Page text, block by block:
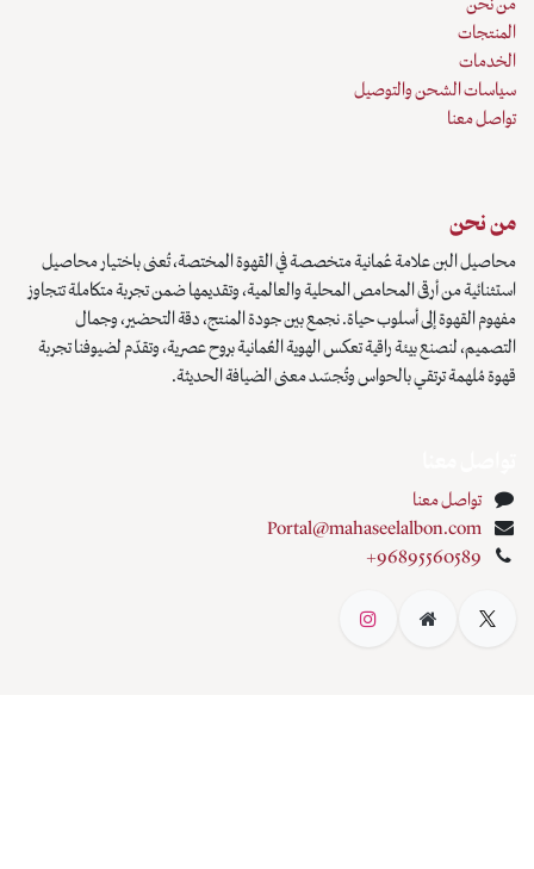
في القهوة المختصة، تُعنى باختيار محاصيل
والعالمية، وتقديمها ضمن تجربة متكاملة تتجاوز
بين جودة المنتج، دقة التحضير، وجمال
العُمانية بروح عصرية، وتقدّم لضيوفنا تجربة
معنى الضيافة الحديثة.